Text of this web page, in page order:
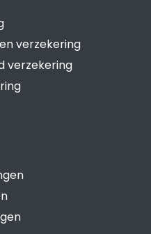
verzekering
verzekering